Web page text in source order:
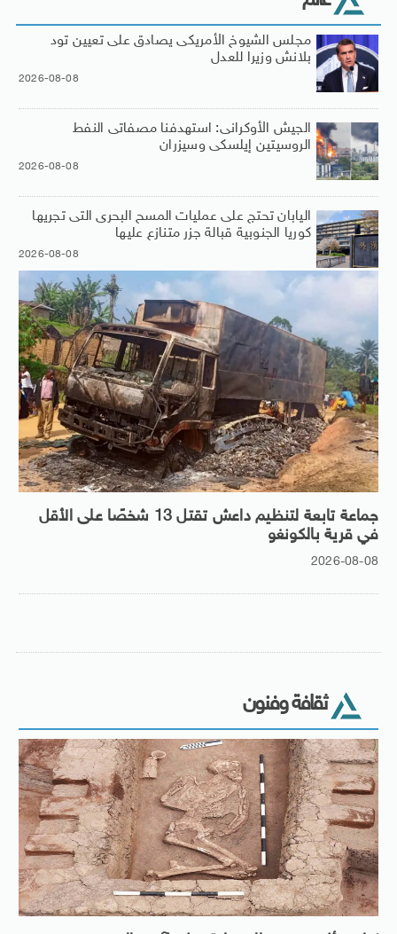
مجلس الشيوخ الأمريكى يصادق على تعيين تود
بلانش وزيرا للعدل
2026-08-08
الجيش الأوكرانى: استهدفنا مصفاتى النفط
الروسيتين إيلسكى وسيزران
2026-08-08
اليابان تحتج على عمليات المسح البحرى التى تجريها
كوريا الجنوبية قبالة جزر متنازع عليها
2026-08-08
جماعة تابعة لتنظيم داعش تقتل 13 شخصًا على الأقل
في قرية بالكونغو
2026-08-08
ثقافة وفنون